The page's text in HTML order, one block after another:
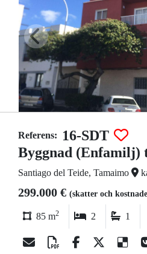
Referens:
16-SDT
Byggnad (Enfamilj)
Santiago del Teide, Tamaimo
299.000 € (skatter och
85 m2 2 1